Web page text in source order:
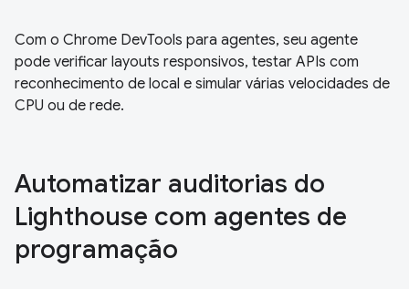
Com o Chrome DevTools para agentes, seu agente
pode verificar layouts responsivos, testar APIs com
reconhecimento de local e simular várias velocidades de
CPU ou de rede.
Automatizar auditorias do
Lighthouse com agentes de
programação